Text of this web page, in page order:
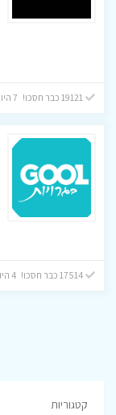
17514 כבר חסכו! 4 היום
קטגוריות